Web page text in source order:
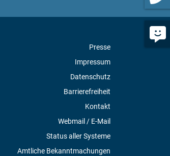
Presse
Impressum
Datenschutz
Barrierefreiheit
Kontakt
Webmail / E-Mail
Status aller Systeme
Amtliche Bekanntmachungen